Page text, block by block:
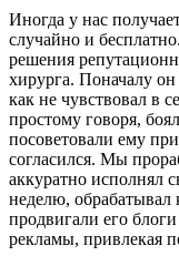
Иногда у нас
случайно и
решения
хирурга. Поначалу
как не чувствовал в
простому говоря,
посоветовали ему
согласился. Мы
аккуратно исполнял
неделю,
продвигали его
рекламы, привлекая